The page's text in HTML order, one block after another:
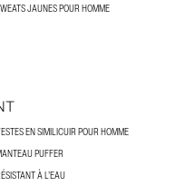
JAUNES POUR HOMME
EN SIMILICUIR POUR HOMME
PUFFER
À L’EAU